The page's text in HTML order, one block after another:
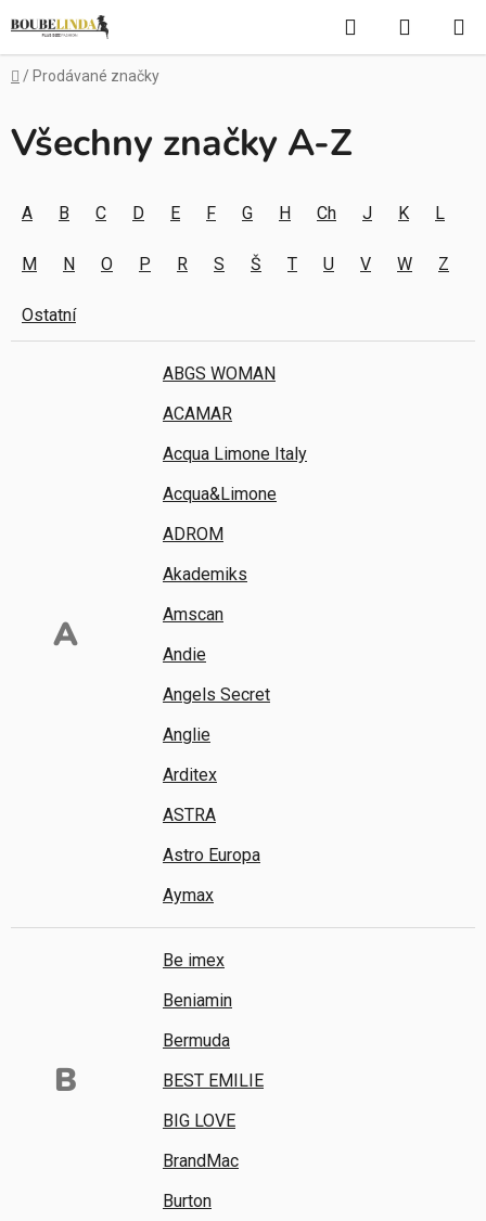
na
obsah
Hledat
KOŠÍK
Domů
/ Prodávané značky
Všechny značky A-Z
A B C D E F G H Ch J K L
M N O P R S Š T U V W Z
Ostatní
A
ABGS WOMAN
ACAMAR
Acqua Limone Italy
Acqua&Limone
ADROM
Akademiks
Amscan
Andie
Angels Secret
Anglie
Arditex
ASTRA
Astro Europa
Aymax
B
Be imex
Beniamin
Bermuda
BEST EMILIE
BIG LOVE
BrandMac
Burton